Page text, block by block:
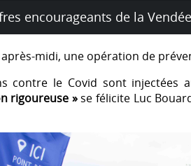
encourageants de la
après-midi, une opération de
contre le Covid sont injectées
rigoureuse »se félicite Luc